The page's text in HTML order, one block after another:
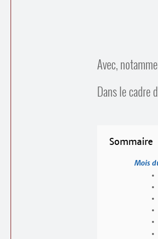
Avec,
Dans le cadre
Sommaire
Mois